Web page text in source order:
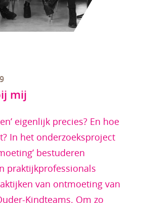
mij
eigenlijk precies? En hoe
In het onderzoeksproject
bestuderen
praktijkprofessionals
van ontmoeting van
Kindteams. Om zo